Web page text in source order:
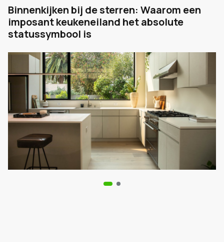
Binnenkijken bij de sterren: Waarom een
imposant keukeneiland het absolute
statussymbool is